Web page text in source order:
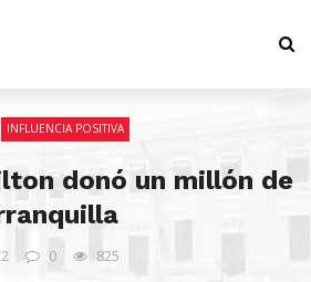
INFLUENCIA POSITIVA
donó un millón de
0 825